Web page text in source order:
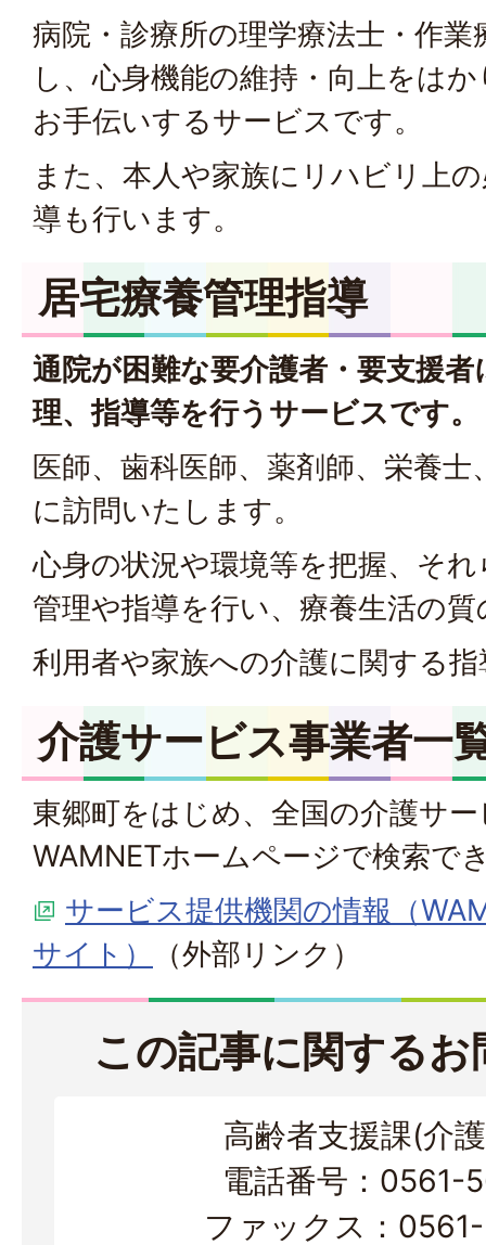
病院・診療所の理学療法士・作
し、心身機能の維持・向上をは
お手伝いするサービスです。
また、本人や家族にリハビリ上
導も行います。
居宅療養管理指導
通院が困難な要介護者・要支援
理、指導等を行うサービスです。
医師、歯科医師、薬剤師、栄養
に訪問いたします。
心身の状況や環境等を把握、そ
管理や指導を行い、療養生活の
利用者や家族への介護に関する
介護サービス事業者一
東郷町をはじめ、全国の介護サ
WAMNETホームページで検索で
サービス提供機関の情報（
サイト）
（外部リンク）
この記事に関する
高齢者支援課(介
電話番号：0561-
ファックス：